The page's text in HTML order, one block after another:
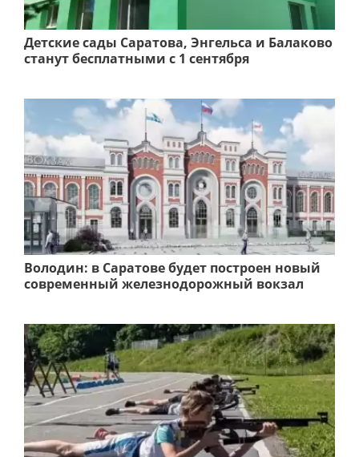
Детские сады Саратова, Энгельса и Балаково
станут бесплатными с 1 сентября
Володин: в Саратове будет построен новый
современный железнодорожный вокзал